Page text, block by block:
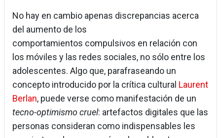
No hay en cambio apenas discrepancias acerca
del aumento de los
comportamientos compulsivos en relación con
los móviles y las redes sociales, no sólo entre los
adolescentes. Algo que, parafraseando un
concepto introducido por la crítica cultural Laurent
Berlan, puede verse como manifestación de un
tecno-optimismo cruel: artefactos digitales que las
personas consideran como indispensables les